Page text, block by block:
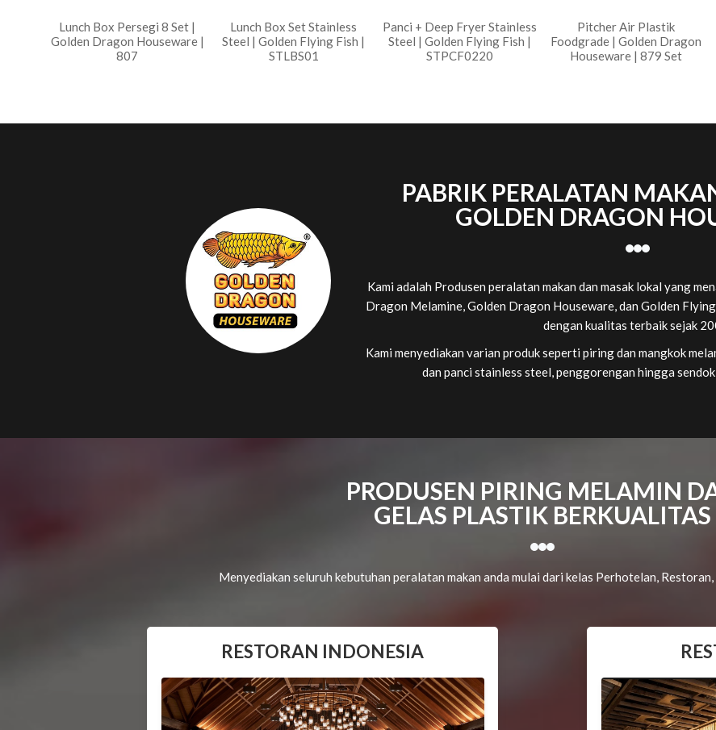
Lunch Box Persegi 8 Set |
Golden Dragon Houseware |
807
Lunch Box Set Stainless
Steel | Golden Flying Fish |
STLBS01
Panci + Deep Fryer Stainless
Steel | Golden Flying Fish |
STPCF0220
Pitcher Air Plastik
Foodgrade | Golden Dragon
Houseware | 879 Set
PABRIK PERALATAN
GOLDEN DRAGON
Kami adalah Produsen peralatan makan dan masak lokal yang
Dragon Melamine, Golden Dragon Houseware, dan Golden
dengan kualitas terbaik sejak
Kami menyediakan varian produk seperti piring dan mangkok
dan panci stainless steel, penggorengan hingga
PRODUSEN PIRING MELAMIN
GELAS PLASTIK BERKUALITAS
Menyediakan seluruh kebutuhan peralatan makan anda mulai dari kelas Perhotelan,
RESTORAN INDONESIA